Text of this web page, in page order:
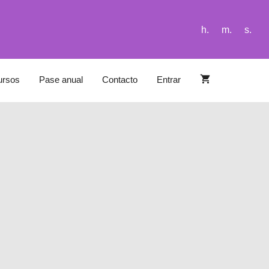
h. m. s.
Pase anual Contacto Entrar